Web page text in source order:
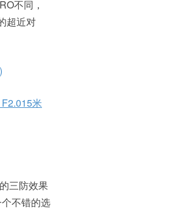
不同，
超近对
米
三防效果
不错的选